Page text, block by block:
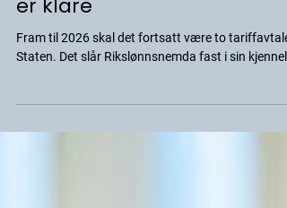
Rikslønnsnemdas kjennelser
er klare